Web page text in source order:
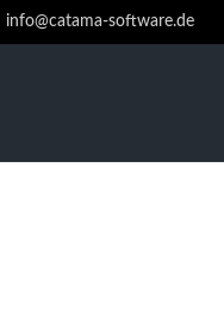
info@catama-software.de